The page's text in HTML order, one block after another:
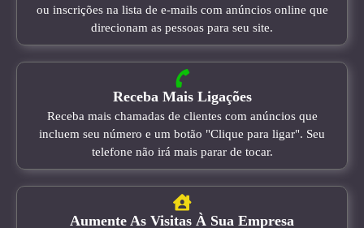
ou inscrições na lista de e-mails com anúncios online que
direcionam as pessoas para seu site.
Receba Mais Ligações
Receba mais chamadas de clientes com anúncios que
incluem seu número e um botão "Clique para ligar". Seu
telefone não irá mais parar de tocar.
Aumente As Visitas À Sua Empresa